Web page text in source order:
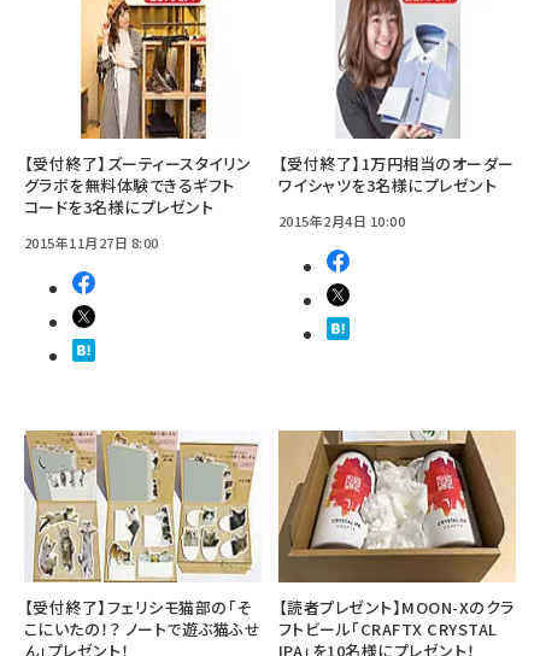
【受付終了】ズーティースタイリン
グラボを無料体験できるギフト
コードを3名様にプレゼント
2015年11月27日 8:00
【受付終了】1万円相当のオーダー
ワイシャツを3名様にプレゼント
2015年2月4日 10:00
【受付終了】フェリシモ猫部の「そ
こにいたの！？ ノートで遊ぶ猫ふせ
ん」プレゼント！
【読者プレゼント】MOON-Xのクラ
フトビール「CRAFTX CRYSTAL
IPA」を10名様にプレゼント！